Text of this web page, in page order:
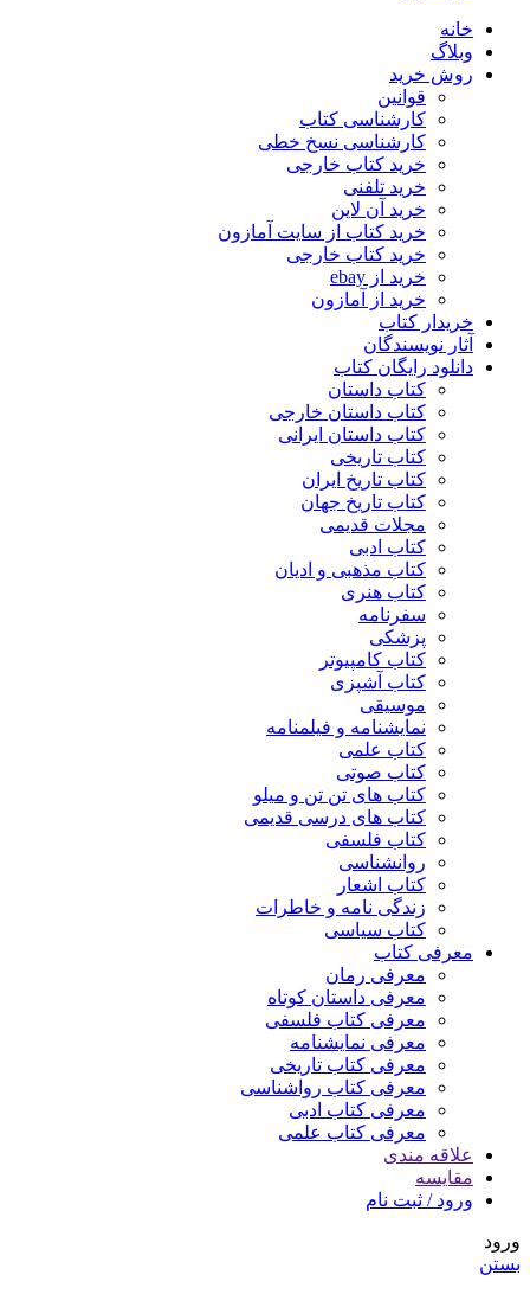
خانه
وبلاگ
روش خرید
قوانین
کارشناسی کتاب
کارشناسی نسخ خطی
خرید کتاب خارجی
خرید تلفنی
خرید آن لاین
خرید کتاب از سایت آمازون
خرید کتاب خارجی
خرید از ebay
خرید از آمازون
خریدار کتاب
آثار نویسندگان
دانلود رایگان کتاب
کتاب داستان
کتاب داستان خارجی
کتاب داستان ایرانی
کتاب تاریخی
کتاب تاریخ ایران
کتاب تاریخ جهان
مجلات قدیمی
کتاب ادبی
کتاب مذهبی و ادیان
کتاب هنری
سفرنامه
پزشکی
کتاب کامپیوتر
کتاب آشپزی
موسیقی
نمایشنامه و فیلمنامه
کتاب علمی
کتاب صوتی
کتاب های تن تن و میلو
کتاب های درسی قدیمی
کتاب فلسفی
روانشناسی
کتاب اشعار
زندگی نامه و خاطرات
کتاب سیاسی
معرفی کتاب
معرفی رمان
معرفی داستان کوتاه
معرفی کتاب فلسفی
معرفی نمایشنامه
معرفی کتاب تاریخی
معرفی کتاب رواشناسی
معرفی کتاب ادبی
معرفی کتاب علمی
علاقه مندی
مقایسه
ورود / ثبت نام
ورود
بستن